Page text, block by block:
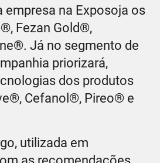
empresa na Exposoja os
Fezan Gold®,
Já no segmento de
priorizará,
dos produtos
Cefanol®, Pireo® e
utilizada em